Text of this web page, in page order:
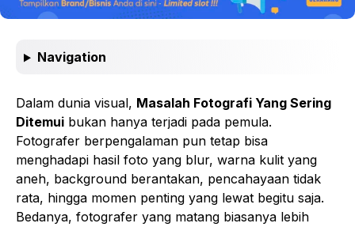
Navigation
Dalam dunia visual, Masalah Fotografi Yang Sering
Ditemui bukan hanya terjadi pada pemula.
Fotografer berpengalaman pun tetap bisa
menghadapi hasil foto yang blur, warna kulit yang
aneh, background berantakan, pencahayaan tidak
rata, hingga momen penting yang lewat begitu saja.
Bedanya, fotografer yang matang biasanya lebih